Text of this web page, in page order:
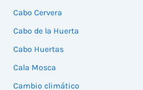
Cabo Cervera
Cabo de la Huerta
Cabo Huertas
Cala Mosca
Cambio climático